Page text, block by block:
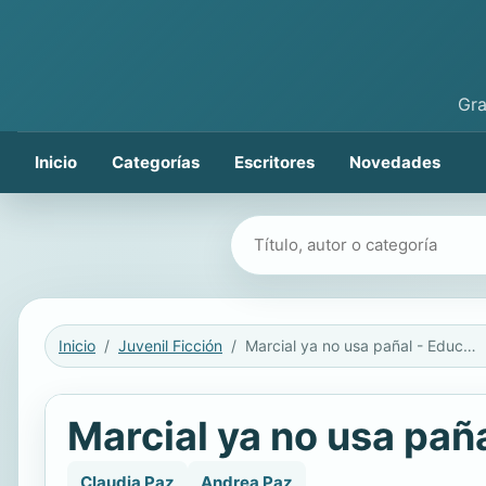
Inicio Categorías Escritores Novedades
Buscar libros
Inicio Juvenil Ficción Marcial ya no usa pañal - Educando a mi hijo 4
Marcial ya no usa